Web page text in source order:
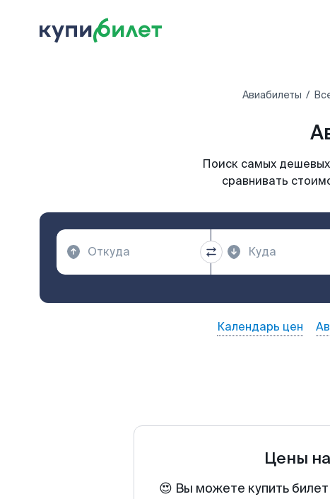
Авиабилеты
Поиск самых
сравнивать
Календарь цен
Цены
😍 Вы можете купить